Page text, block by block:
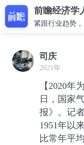
前瞻经济学
紧跟行业趋势
司庆
2021年
【2020年
日，国家
报》。记
1951年以
比常年平